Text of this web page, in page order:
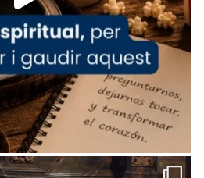
Barcelona
i Semproniana ens
bisbe de Tortosa, ha
juliol la missa de Les